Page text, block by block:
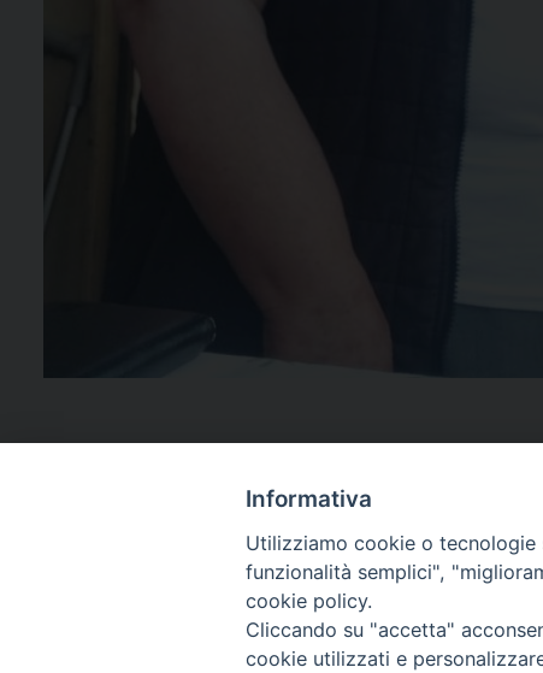
Informativa
Utilizziamo cookie o
funzionalità semplici",
cookie policy.
Cliccando su "accetta"
cookie utilizzati e